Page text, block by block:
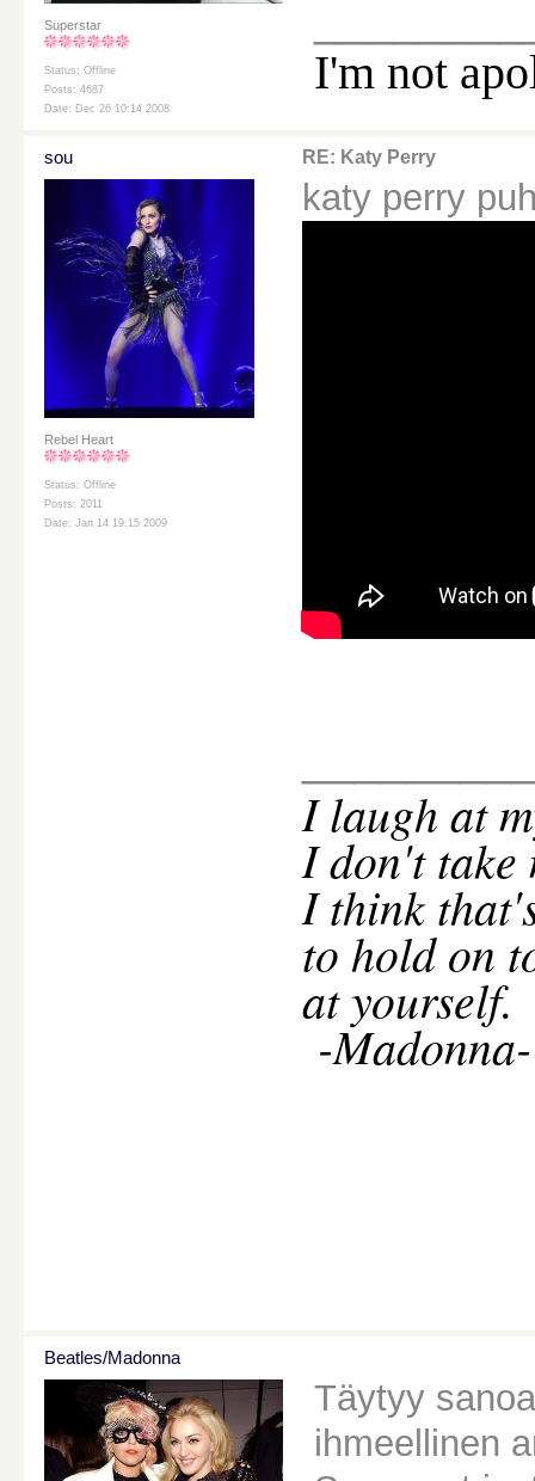
Superstar
Status: Offline
Posts: 4687
Date: Dec 26 10:14 2008
I'm not
sou
Rebel Heart
Status: Offline
Posts: 2011
Date: Jan 14 19:15 2009
RE: Katy Perry
katy perry
Ilaugh at
I don't take
I think
to hold on
at yourself.
-Madonna-
Beatles/Madonna
Täytyy
ihmeellinen